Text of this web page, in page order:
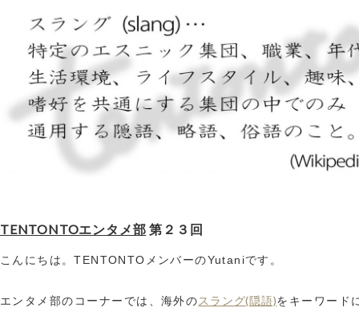
TENTONTOエンタメ部 第２３回
こんにちは。TENTONTOメンバーのYutaniです。
エンタメ部のコーナーでは、海外のスラング(隠語)をキーワード